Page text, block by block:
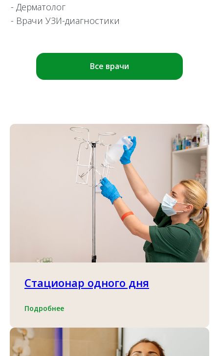
- Дерматолог
- Врачи УЗИ-диагностики
Все врачи
Стационар одного дня
Подробнее